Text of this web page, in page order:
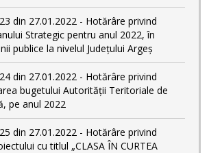
din 27.01.2022 - Hotărâre privind
Strategic pentru anul 2022, în
publice la nivelul Județului Argeș
din 27.01.2022 - Hotărâre privind
bugetului Autorității Teritoriale de
pe anul 2022
din 27.01.2022 - Hotărâre privind
cu titlul „CLASA ÎN CURTEA